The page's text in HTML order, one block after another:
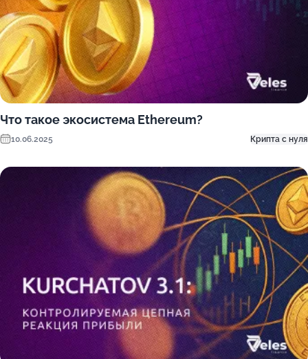
Что такое экосистема Ethereum?
10.06.2025 Крипта с нуля